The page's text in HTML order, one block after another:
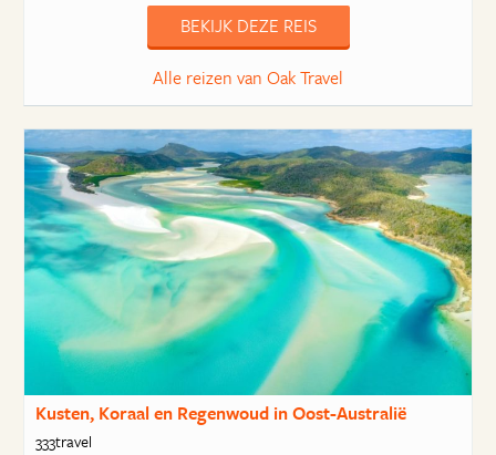
BEKIJK DEZE REIS
Alle reizen van Oak Travel
Kusten, Koraal en Regenwoud in Oost-Australië
333travel